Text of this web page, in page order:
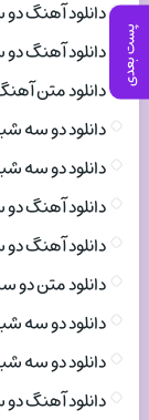
پست بعدی
دانلود آهنگ
دانلود آهنگ
دانلود متن
دانلود دو سه
دانلود دو سه
دانلود آهنگ
دانلود آهنگ
دانلود متن دو
دانلود دو سه
دانلود دو سه
دانلود آهنگ